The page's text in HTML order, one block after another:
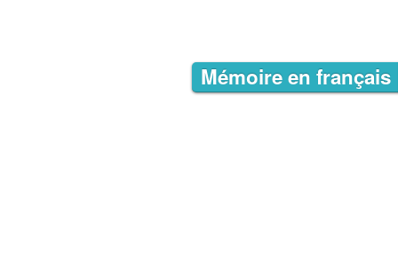
Mémoire en français